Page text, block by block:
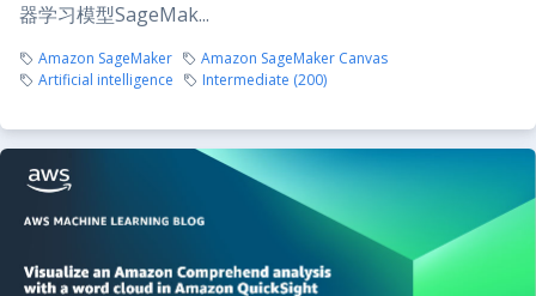
器学习模型SageMak...
Amazon SageMaker
Amazon SageMaker Canvas
Artificial intelligence
Intermediate (200)